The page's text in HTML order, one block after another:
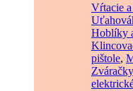
Vŕtacie
Hoblíky
pištole,
Zváračky